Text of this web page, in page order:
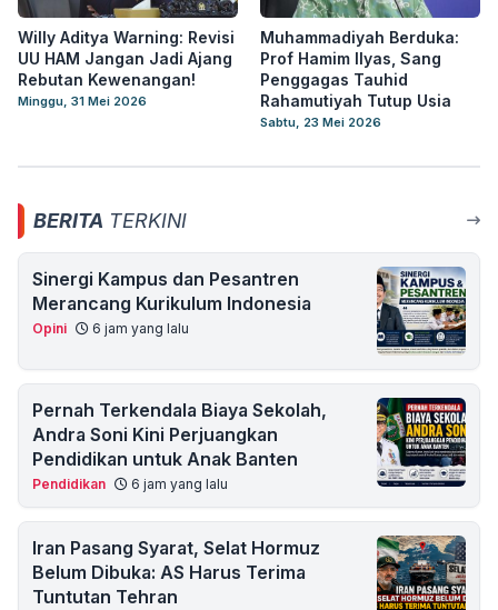
Willy Aditya Warning: Revisi
UU HAM Jangan Jadi Ajang
Rebutan Kewenangan!
Minggu, 31 Mei 2026
Muhammadiyah Berduka:
Prof Hamim Ilyas, Sang
Penggagas Tauhid
Rahamutiyah Tutup Usia
Sabtu, 23 Mei 2026
BERITA TERKINI
Sinergi Kampus dan Pesantren
Merancang Kurikulum Indonesia
Opini 6 jam yang lalu
Pernah Terkendala Biaya Sekolah,
Andra Soni Kini Perjuangkan
Pendidikan untuk Anak Banten
Pendidikan 6 jam yang lalu
Iran Pasang Syarat, Selat Hormuz
Belum Dibuka: AS Harus Terima
Tuntutan Tehran